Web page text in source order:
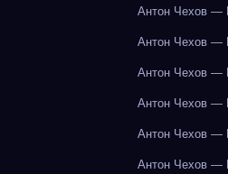
Антон Чехов —
Антон Чехов —
Антон Чехов —
Антон Чехов —
Антон Чехов —
Антон Чехов —